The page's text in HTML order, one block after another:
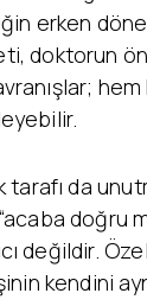
erken
doktorun
tarafı da
doğru
değildir.
kendini